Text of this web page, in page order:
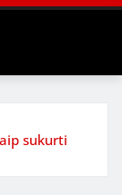
sukurti